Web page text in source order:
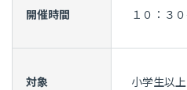
開催時間 １０：３
対象 小学生以上